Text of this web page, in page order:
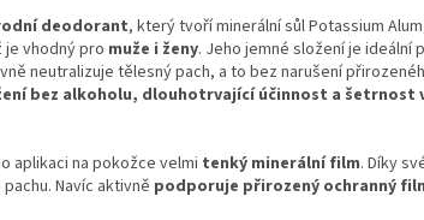
deodorant, který tvoří minerální sůl Potassium
je vhodný pro muže i ženy. Jeho jemné složení je ideální
neutralizuje tělesný pach, a to bez narušení
bez alkoholu, dlouhotrvající účinnost a šetrnost
aplikaci na pokožce velmi tenký minerální film. Díky
Navíc aktivně podporuje přirozený ochranný